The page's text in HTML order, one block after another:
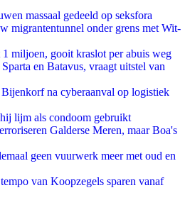
massaal gedeeld op seksfora
migrantentunnel onder grens met Wit-
miljoen, gooit kraslot per abuis weg
en Batavus, vraagt uitstel van
na cyberaanval op logistiek
lijm als condoom gebruikt
Galderse Meren, maar Boa's
geen vuurwerk meer met oud en
van Koopzegels sparen vanaf